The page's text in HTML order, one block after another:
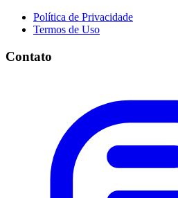
Política de Privacidade
Termos de Uso
Contato